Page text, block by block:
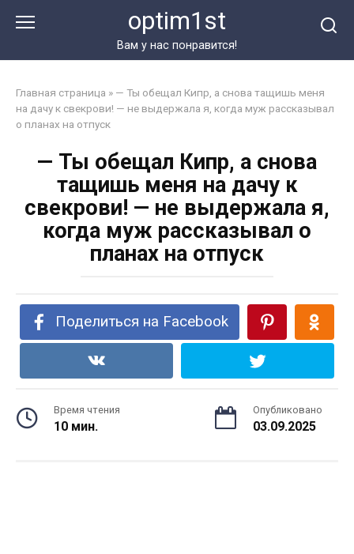
optim1st
Вам у нас понравится!
Главная страница » — Ты обещал Кипр, а снова тащишь меня
на дачу к свекрови! — не выдержала я, когда муж рассказывал
о планах на отпуск
— Ты обещал Кипр, а снова
тащишь меня на дачу к
свекрови! — не выдержала я,
когда муж рассказывал о
планах на отпуск
Поделиться на Facebook
Время чтения
10 мин.
Опубликовано
03.09.2025